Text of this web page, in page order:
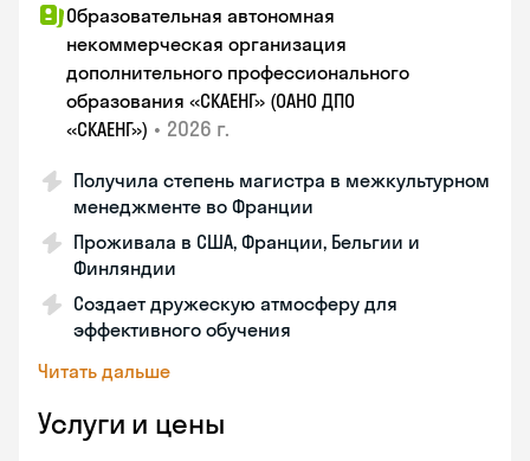
Образовательная автономная
некоммерческая организация
дополнительного профессионального
образования «СКАЕНГ» (ОАНО ДПО
«СКАЕНГ») • 2026 г.
Получила степень магистра в межкультурном
менеджменте во Франции
Проживала в США, Франции, Бельгии и
Финляндии
Создает дружескую атмосферу для
эффективного обучения
Читать дальше
Услуги и цены